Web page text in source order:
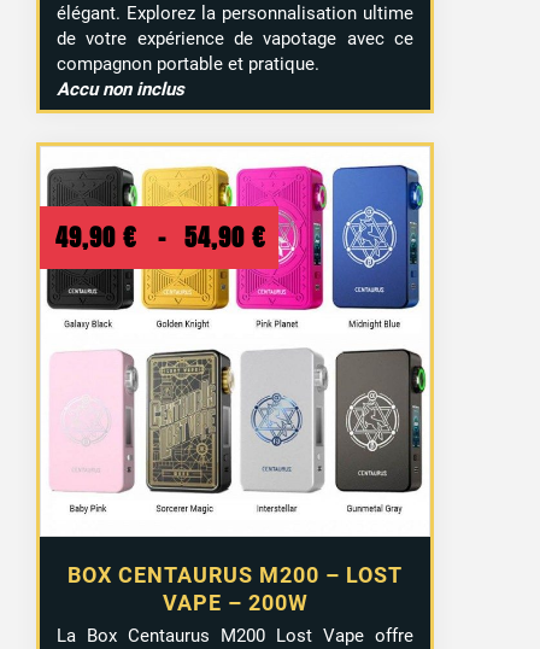
élégant. Explorez la personnalisation ultime
de votre expérience de vapotage avec ce
compagnon portable et pratique.
Accu non inclus
BOX CENTAURUS M200 – LOST
VAPE – 200W
49,90 € – 54,90 € Plage
de
prix :
49,90 €
à
54,90 €
La Box Centaurus M200 Lost Vape offre